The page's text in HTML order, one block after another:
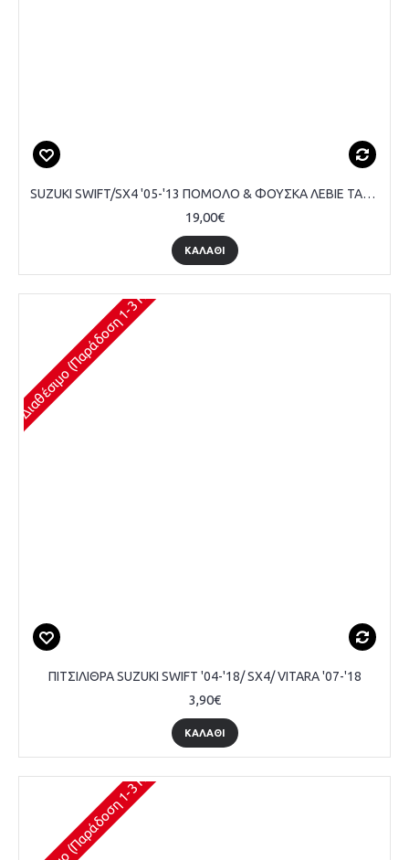
SUZUKI SWIFT/SX4 '05-'13 ΠΟΜΟΛΟ & ΦΟΥΣΚΑ ΛΕΒΙΕ ΤΑΧΥΤΗΤΩΝ ΑΣΗΜΙ 5 TΑΧΥΤΗΤΕΣ ΤΥΠΟΥ 'Τ'
19,00€
ΚΑΛΆΘΙ
Διαθέσιμο (Παράδοση 1-3 Ημέρες)
ΠΙΤΣΙΛΙΘΡΑ SUZUKI SWIFT '04-'18/ SX4/ VITARA '07-'18
3,90€
ΚΑΛΆΘΙ
Διαθέσιμο (Παράδοση 1-3 Ημέρες)